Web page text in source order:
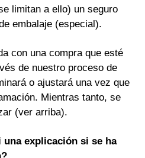
limitan a ello) un seguro
embalaje (especial).
con una compra que esté
de nuestro proceso de
o ajustará una vez que
Mientras tanto, se
(ver arriba).
explicación si se ha